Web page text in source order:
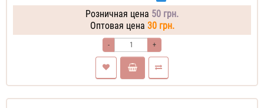
Розничная цена 50 грн.
Оптовая цена 30 грн.
- +